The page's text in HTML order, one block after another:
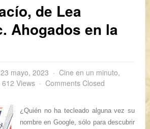
de Lea
Ahogados en la
23 mayo, 2023 Cine en un minuto,
612 Views Comments Closed
¿Quién no ha tecleado alguna vez su
nombre en Google, sólo para descubrir